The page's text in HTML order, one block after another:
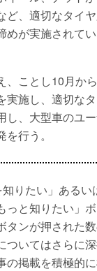
ど、適切なタイ
めが実施されて
、ことし10月か
実施し、適切な
し、大型車のユ
行う。
りたい」あるい
っと知りたい」
タンが押された
ついてはさらに
掲載を積極的に